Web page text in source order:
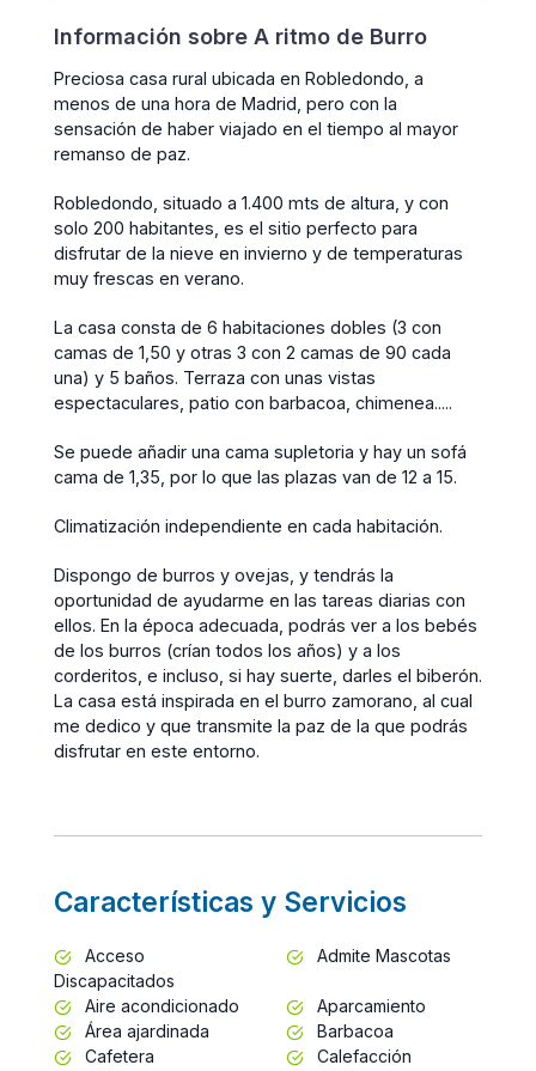
Información sobre A ritmo de Burro
Preciosa casa rural ubicada en Robledondo, a
menos de una hora de Madrid, pero con la
sensación de haber viajado en el tiempo al mayor
remanso de paz.
Robledondo, situado a 1.400 mts de altura, y con
solo 200 habitantes, es el sitio perfecto para
disfrutar de la nieve en invierno y de temperaturas
muy frescas en verano.
La casa consta de 6 habitaciones dobles (3 con
camas de 1,50 y otras 3 con 2 camas de 90 cada
una) y 5 baños. Terraza con unas vistas
espectaculares, patio con barbacoa, chimenea.....
Se puede añadir una cama supletoria y hay un sofá
cama de 1,35, por lo que las plazas van de 12 a 15.
Climatización independiente en cada habitación.
Dispongo de burros y ovejas, y tendrás la
oportunidad de ayudarme en las tareas diarias con
ellos. En la época adecuada, podrás ver a los bebés
de los burros (crían todos los años) y a los
corderitos, e incluso, si hay suerte, darles el biberón.
La casa está inspirada en el burro zamorano, al cual
me dedico y que transmite la paz de la que podrás
disfrutar en este entorno.
Características y Servicios
Acceso
Discapacitados
Admite Mascotas
Aire acondicionado
Aparcamiento
Área ajardinada
Barbacoa
Cafetera
Calefacción